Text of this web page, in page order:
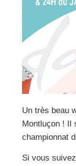
Un très beau
Montluçon ! Il
championnat
Si vous